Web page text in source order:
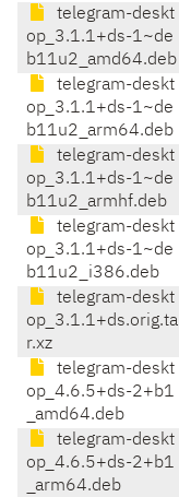
telegram-deskt
op_3.1.1+ds-1~de
b11u2_amd64.deb
telegram-deskt
op_3.1.1+ds-1~de
b11u2_arm64.deb
telegram-deskt
op_3.1.1+ds-1~de
b11u2_armhf.deb
telegram-deskt
op_3.1.1+ds-1~de
b11u2_i386.deb
telegram-deskt
op_3.1.1+ds.orig.ta
r.xz
telegram-deskt
op_4.6.5+ds-2+b1
_amd64.deb
telegram-deskt
op_4.6.5+ds-2+b1
_arm64.deb